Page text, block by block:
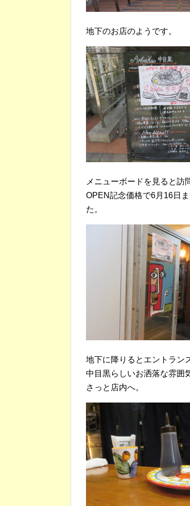
地下のお店のようです。
メニューボードを見ると訪
OPEN記念価格で6月16日ま
た。
地下に降りるとエントラン
中目黒らしいお洒落な雰囲
さっと店内へ。